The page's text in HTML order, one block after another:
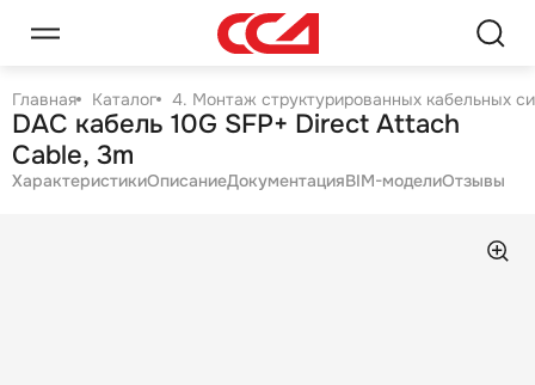
Главная Каталог 4. Монтаж структурированных кабельных
DAC кабель 10G SFP+ Direct Attach
Cable, 3m
ХарактеристикиОписаниеДокументацияBIM-моделиОтзывы